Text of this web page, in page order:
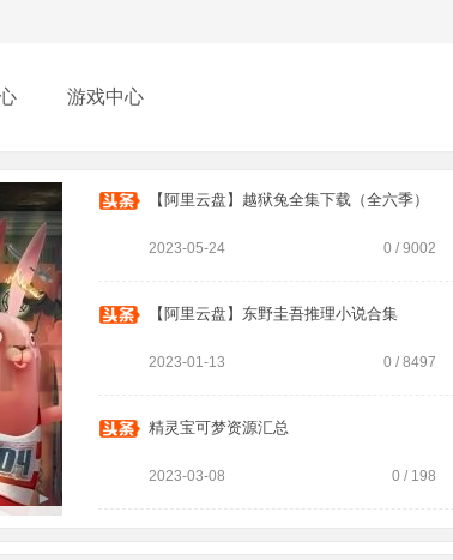
游戏中心
►
【阿里云盘】东野圭吾推理小说合集
2023-01-13 0 / 8497
精灵宝可梦资源汇总
2023-03-08 0 / 198